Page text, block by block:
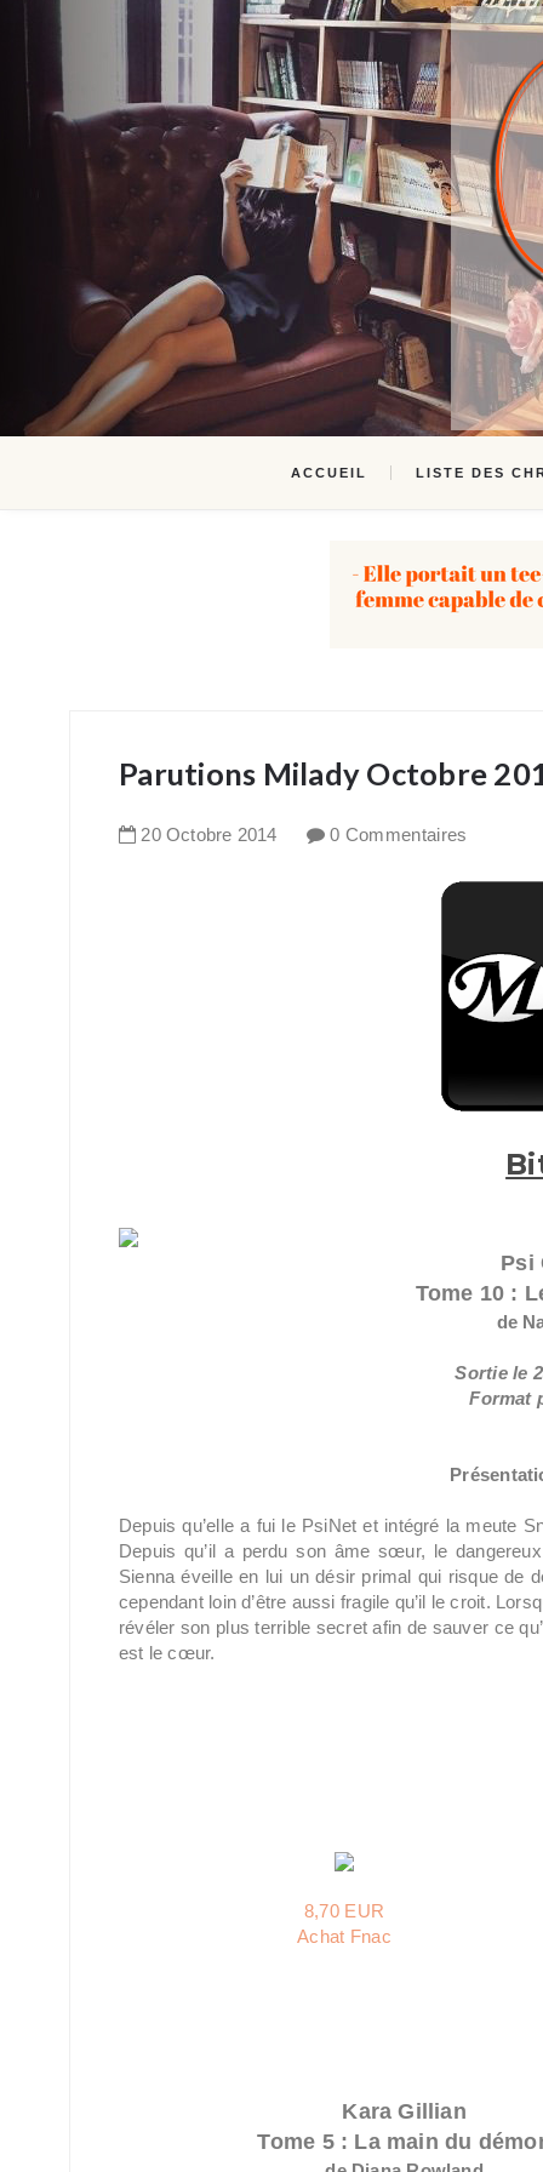
ACCUEIL LISTE DES
Parutions Milady Octobre
20 Octobre 2014 0 Commentaires
Psi
Tome 10 :
de
Sortie le
Format
Depuis qu’elle a fui le PsiNet et intégré la meute
Depuis qu’il a perdu son âme sœur, le
Sienna éveille en lui un désir primal qui risque de
cependant loin d’être aussi fragile qu’il le croit.
révéler son plus terrible secret afin de sauver ce
est le cœur.
8,70 EUR
Achat Fnac
Kara Gillian
Tome 5 : La main du